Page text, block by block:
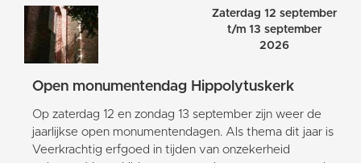
Zaterdag 12 september
t/m 13 september
2026
Open monumentendag Hippolytuskerk
Op zaterdag 12 en zondag 13 september zijn weer de
jaarlijkse open monumentendagen. Als thema dit jaar is
Veerkrachtig erfgoed in tijden van onzekerheid